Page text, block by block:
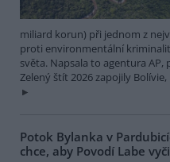
miliard korun) při jednom z
proti environmentální
světa. Napsala to agentura AP,
Zelený štít 2026 zapojily
Potok Bylanka v
chce, aby Povodí Labe